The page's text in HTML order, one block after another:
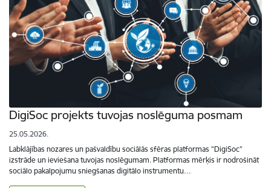
DigiSoc projekts tuvojas noslēguma posmam
25.05.2026.
Labklājības nozares un pašvaldību sociālās sfēras platformas "DigiSoc"
izstrāde un ieviešana tuvojas noslēgumam. Platformas mērķis ir nodrošināt
sociālo pakalpojumu sniegšanas digitālo instrumentu…